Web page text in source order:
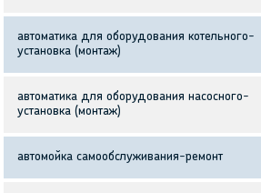
автоматика для оборудования котельного-
установка (монтаж)
автоматика для оборудования насосного-
установка (монтаж)
автомойка самообслуживания-ремонт